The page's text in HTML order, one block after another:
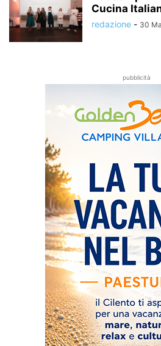
Cucina
redazione - 30
pubblicità